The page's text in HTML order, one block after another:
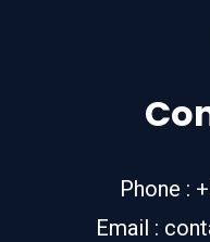
Phone :
Email :